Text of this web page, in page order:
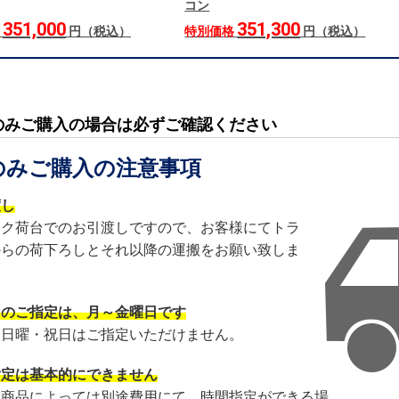
351,000 円（税込）
コン
特別価格 351,300 円（税込）
みご購入の場合は必ずご確認ください
みご購入の注意事項
荷台でのお引渡しですので、お客様にてトラ
の荷下ろしとそれ以降の運搬をお願い致しま
ご指定は、月～金曜日です
曜・祝日はご指定いただけません。
は基本的にできません